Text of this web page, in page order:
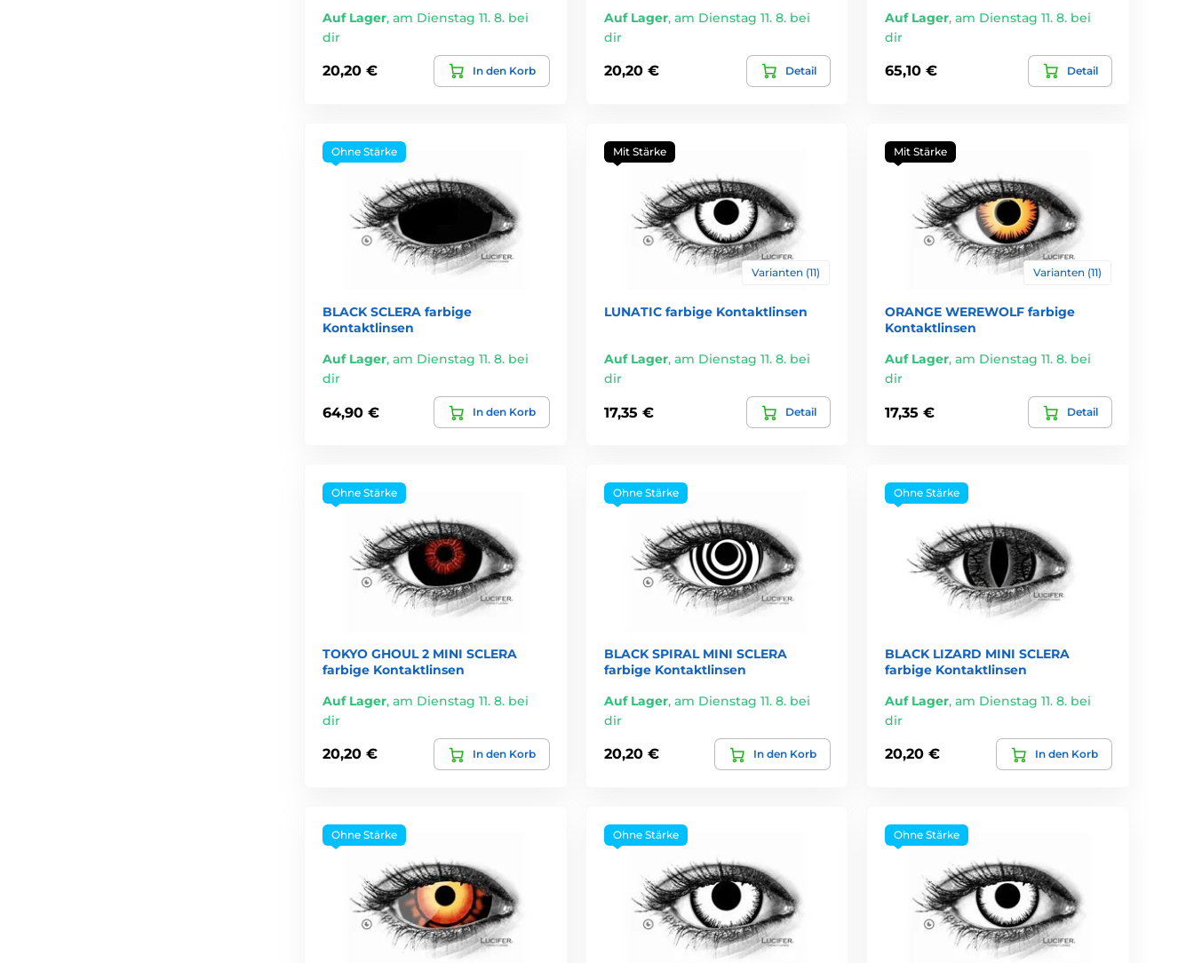
Auf Lager, am Dienstag 11. 8. bei
dir
20,20 € In den Korb
Auf Lager, am Dienstag 11. 8. bei
dir
20,20 € Detail
Auf Lager,am Dienstag 11. 8. bei
dir
65,10 € Detail
Ohne Stärke
BLACK SCLERA farbige
Kontaktlinsen
Auf Lager, am Dienstag 11. 8. bei
dir
64,90 € In den Korb
Mit Stärke
Varianten (11)
LUNATIC farbige Kontaktlinsen
Auf Lager, am Dienstag 11. 8. bei
dir
17,35 € Detail
Mit Stärke
Varianten (11)
ORANGE WEREWOLF farbige
Kontaktlinsen
Auf Lager,am Dienstag 11. 8. bei
dir
17,35 € Detail
Ohne Stärke
TOKYO GHOUL 2 MINI SCLERA
farbige Kontaktlinsen
Auf Lager, am Dienstag 11. 8. bei
dir
20,20 € In den Korb
Ohne Stärke
BLACK SPIRAL MINI SCLERA
farbige Kontaktlinsen
Auf Lager, am Dienstag 11. 8. bei
dir
20,20 € In den Korb
Ohne Stärke
BLACK LIZARD MINI SCLERA
farbige Kontaktlinsen
Auf Lager,am Dienstag 11. 8. bei
dir
20,20 € In den Korb
Ohne Stärke Ohne Stärke Ohne Stärke